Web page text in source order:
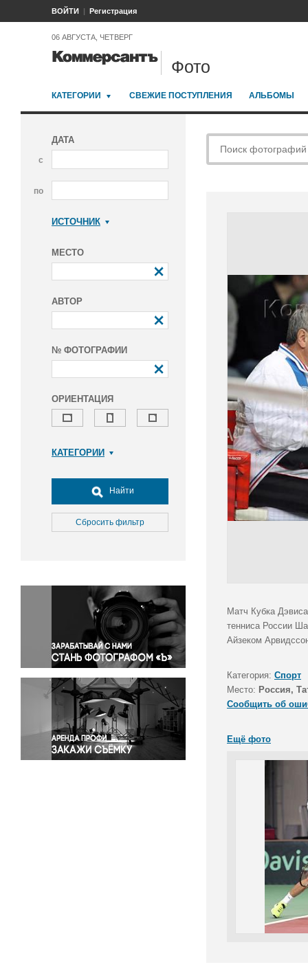
ВОЙТИ Регистрация
06 АВГУСТА, ЧЕТВЕРГ
Фото
КАТЕГОРИИ СВЕЖИЕ ПОСТУПЛЕНИЯ АЛЬБОМЫ
ДАТА
с
по
ИСТОЧНИК
МЕСТО
АВТОР
№ ФОТОГРАФИИ
ОРИЕНТАЦИЯ
КАТЕГОРИИ
Досуг, туризм и отдых
Культура
Медицина
Окружающая среда
Политика
Правосудие
Происшествия и конфликты
Религия
Светская жизнь
Спорт
Экология
Экономика и бизнес
Найти
Сбросить фильтр
Матч Кубка
тенниса России
Айзеком
Категория: Спорт
Место: Россия,
Сообщить об
Ещё фото